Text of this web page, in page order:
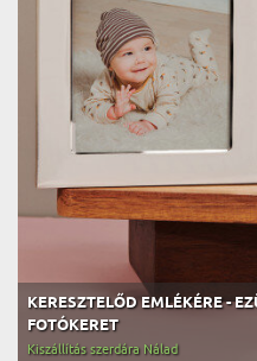
KERESZTELŐD EMLÉKÉRE - EZÜSTÖZÖTT
FOTÓKERET
Kiszállítás szerdára Nálad